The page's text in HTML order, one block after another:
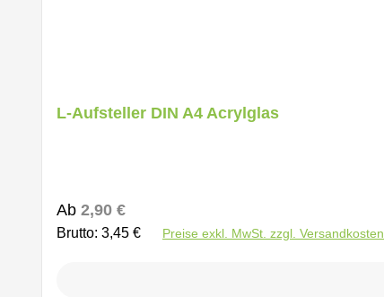
L-Aufsteller DIN A4 Acrylglas
Regulärer Preis:
Ab 2,90 €
Brutto: 3,45 € Preise exkl. MwSt. zzgl. Versandkosten